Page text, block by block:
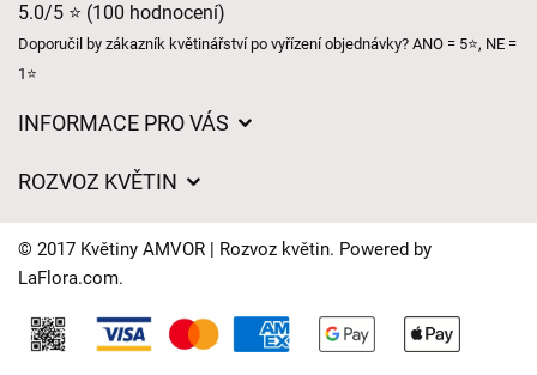
5.0/5 ⭐ (100 hodnocení)
Doporučil by zákazník květinářství po vyřízení objednávky? ANO = 5⭐, NE =
1⭐
INFORMACE PRO VÁS
Často kladené dotazy
Časy doručení květin – přehled možností
ROZVOZ KVĚTIN
Kam doručujeme květiny
Kontakt
© 2017 Květiny AMVOR | Rozvoz květin. Powered by
LaFlora.com.